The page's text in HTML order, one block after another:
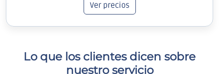
Ver precios
Lo que los clientes dicen sobre
nuestro servicio